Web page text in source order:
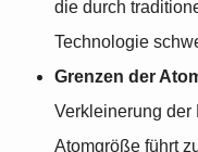
die durch
Technologie
Grenzen der
Verkleinerung der
Atomgröße führt